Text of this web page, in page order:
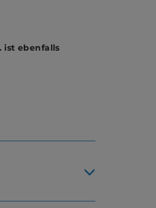
ist ebenfalls